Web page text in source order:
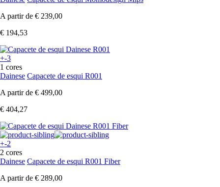
A partir de € 239,00
€ 194,53
+-3
1 cores
Dainese Capacete de esqui R001
A partir de € 499,00
€ 404,27
+-2
2 cores
Dainese Capacete de esqui R001 Fiber
A partir de € 289,00